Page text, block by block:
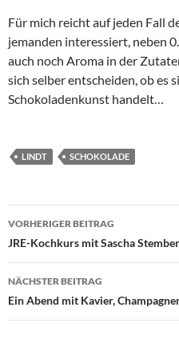
Für mich reicht auf jeden Fall
jemanden interessiert, neben
auch noch Aroma in der
sich selber entscheiden, ob es
Schokoladenkunst handelt…
LINDT SCHOKOLADE
Beitragsnavigation
VORHERIGER BEITRAG
JRE-Kochkurs mit Sascha
NÄCHSTER BEITRAG
Ein Abend mit Kavier,